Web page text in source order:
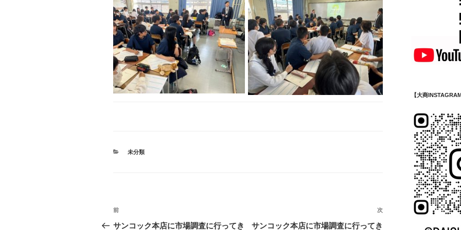
カ
未分類
投
稿
前
の
前
サンコック本店に市場調査に行ってき
次
次
サンコック本店に市場調査に行ってき
【大商